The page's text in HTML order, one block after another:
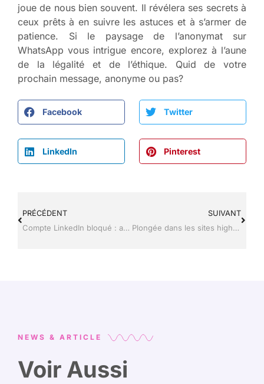
joue de nous bien souvent. Il révélera ses secrets à
ceux prêts à en suivre les astuces et à s’armer de
patience. Si le paysage de l’anonymat sur
WhatsApp vous intrigue encore, explorez à l’aune
de la légalité et de l’éthique. Quid de votre
prochain message, anonyme ou pas?
Facebook Twitter
LinkedIn Pinterest
PRÉCÉDENT
Compte LinkedIn bloqué : astuces pour le réactiver rapidement et efficacement
SUIVANT
Plongée dans les sites high-tech aux algorithmes qui envoûtent votre navigation
NEWS & ARTICLE
Voir Aussi